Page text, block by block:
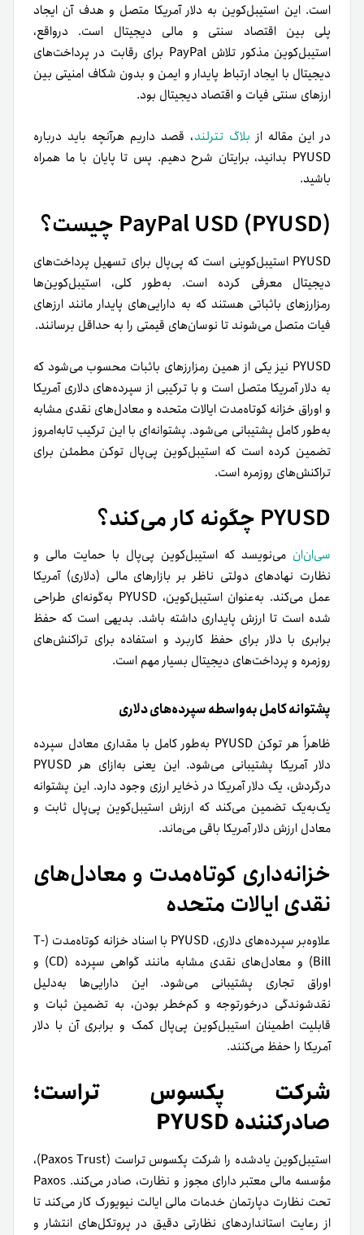
است. این استیبل‌کوین به دلار آمریکا متصل و هدف آن ایجاد
پلی بین اقتصاد سنتی و مالی دیجیتال است. در‌واقع،
استیبل‌کوین مذکور تلاش PayPal برای رقابت در پرداخت‌های
دیجیتال با ایجاد ارتباط پایدار و ایمن و بدون شکاف امنیتی بین
ارزهای سنتی فیات و اقتصاد دیجیتال بود.
در این مقاله از بلاگ تترلند، قصد داریم هرآنچه باید درباره
PYUSD بدانید، برایتان شرح دهیم. پس تا پایان با ما همراه
باشید.
PayPal USD (PYUSD) چیست؟
PYUSD استیبل‌کوینی است که پی‌پال برای تسهیل پرداخت‌های
دیجیتال معرفی کرده است. به‌طور کلی، استیبل‌کوین‌ها
رمزارزهای با‌ثباتی هستند که به دارایی‌های پایدار مانند ارزهای
فیات متصل می‌شوند تا نوسان‌های قیمتی را به حداقل برسانند.
PYUSD نیز یکی از همین رمزارزهای باثبات محسوب می‌شود که
به دلار آمریکا متصل است و با ترکیبی از سپرده‌های دلاری آمریکا
و اوراق خزانه کوتاه‌مدت ایالات متحده و معادل‌های نقدی مشابه
به‌طور کامل پشتیبانی می‌شود. پشتوانه‌ای با این ترکیب تا‌به‌امروز
تضمین کرده است که استیبل‌کوین پی‌پال توکن مطمئن برای
تراکنش‌های روزمره است.
PYUSD چگونه کار می‌کند؟
سی‌ان‌ان می‌نویسد که استیبل‌کوین پی‌پال با حمایت مالی و
نظارت نهادهای دولتی ناظر بر بازارهای مالی (دلاری) آمریکا
عمل می‌کند. به‌عنوان استیبل‌کوین، PYUSD به‌گونه‌ای طراحی
شده است تا ارزش پایداری داشته باشد. بدیهی است که حفظ
برابری با دلار برای حفظ کاربرد و استفاده برای تراکنش‌های
روزمره و پرداخت‌های دیجیتال بسیار مهم است.
پشتوانه کامل به‌واسطه سپرده‌های دلاری
ظاهراً هر توکن PYUSD به‌طور کامل با مقداری معادل سپرده
دلار آمریکا پشتیبانی می‌شود. این یعنی به‌ازای هر PYUSD
درگردش، یک دلار آمریکا در ذخایر ارزی وجود دارد. این پشتوانه
یک‌به‌یک تضمین می‌کند که ارزش استیبل‌کوین پی‌پال ثابت و
معادل ارزش دلار آمریکا باقی می‌ماند.
خزانه‌داری کوتاه‌مدت و معادل‌های
نقدی ایالات متحده
علاوه‌بر سپرده‌های دلاری، PYUSD با اسناد خزانه کوتاه‌مدت (T-
Bill) و معادل‌های نقدی مشابه مانند گواهی سپرده (CD) و
اوراق تجاری پشتیبانی می‌شود. این دارایی‌ها به‌دلیل
نقدشوندگی درخورتوجه و کم‌خطر بودن، به تضمین ثبات و
قابلیت اطمینان استیبل‌کوین پی‌پال کمک و برابری آن با دلار
آمریکا را حفظ می‌کنند.
شرکت پکسوس تراست؛
صادرکننده PYUSD
استیبل‌کوین یادشده را شرکت پکسوس تراست (Paxos Trust)،
مؤسسه مالی معتبر دارای مجوز و نظارت، صادر می‌کند. Paxos
تحت نظارت دپارتمان خدمات مالی ایالت نیویورک کار می‌کند تا
از رعایت استانداردهای نظارتی دقیق در پروتکل‌های انتشار و